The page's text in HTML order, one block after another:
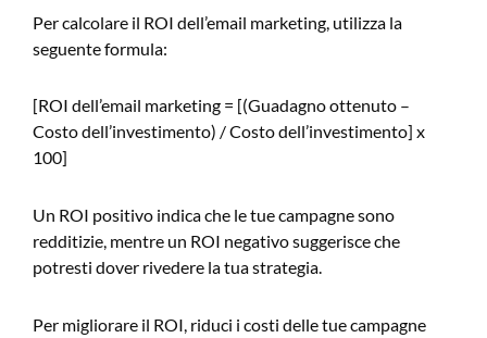
Per calcolare il ROI dell’email marketing, utilizza la
seguente formula:
[ROI dell’email marketing = [(Guadagno ottenuto –
Costo dell’investimento) / Costo dell’investimento] x
100]
Un ROI positivo indica che le tue campagne sono
redditizie, mentre un ROI negativo suggerisce che
potresti dover rivedere la tua strategia.
Per migliorare il ROI, riduci i costi delle tue campagne